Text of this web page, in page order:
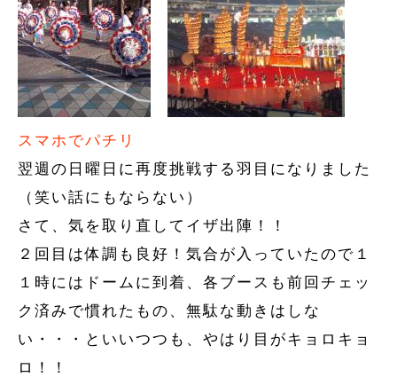
スマホでパチリ
翌週の日曜日に再度挑戦する羽目になりました
（笑い話にもならない）
さて、気を取り直してイザ出陣！！
２回目は体調も良好！気合が入っていたので１
１時にはドームに到着、各ブースも前回チェッ
ク済みで慣れたもの、無駄な動きはしな
い・・・といいつつも、やはり目がキョロキョ
ロ！！